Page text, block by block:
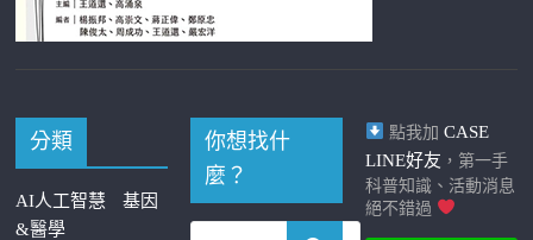
分類
AI人工智慧
基因
&醫學
你想找什
麼？
點我加 CASE
LINE好友 ，第一手
科普知識、活動消息
絕不錯過